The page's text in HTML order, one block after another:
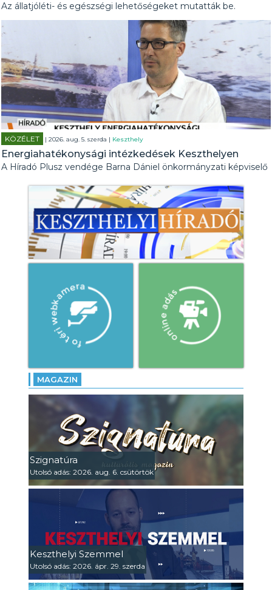
Az állatjóléti- és egészségi lehetőségeket mutatták be.
KÖZÉLET | 2026. aug. 5. szerda | Keszthely
Energiahatékonysági intézkedések Keszthelyen
A Híradó Plusz vendége Barna Dániel önkormányzati képviselő
MAGAZIN
Szignatúra
Utolsó adás: 2026. aug. 6. csütörtök
Keszthelyi Szemmel
Utolsó adás: 2026. ápr. 29. szerda